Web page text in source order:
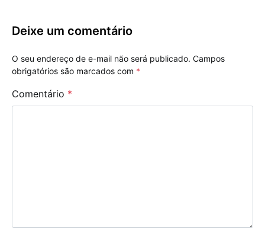
Deixe um comentário
O seu endereço de e-mail não será publicado. Campos
obrigatórios são marcados com *
Comentário *